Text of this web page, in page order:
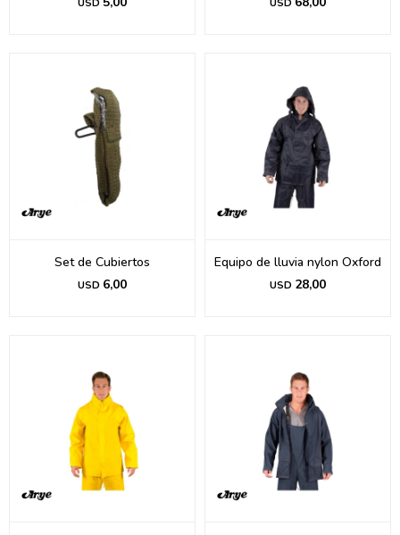
USD USD
Set de Cubiertos
USD 6,00
Equipo de lluvia nylon Oxford
USD 28,00